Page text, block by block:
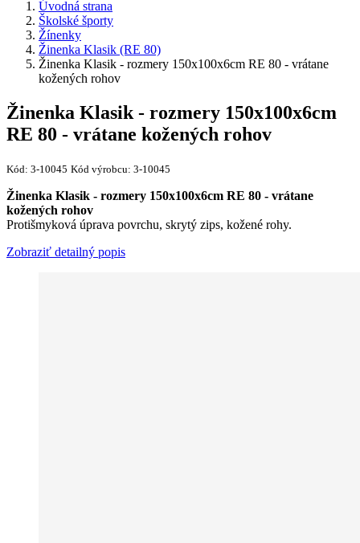
Úvodná strana
Školské športy
Žínenky
Žinenka Klasik (RE 80)
Žinenka Klasik - rozmery 150x100x6cm RE 80 - vrátane
kožených rohov
Žinenka Klasik - rozmery 150x100x6cm
RE 80 - vrátane kožených rohov
Kód: 3-10045 Kód výrobcu: 3-10045
Žinenka Klasik - rozmery 150x100x6cm RE 80 - vrátane
kožených rohov
Protišmyková úprava povrchu, skrytý zips, kožené rohy.
Zobraziť detailný popis